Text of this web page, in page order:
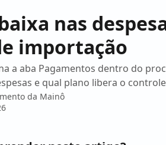
nas
importação
a aba Pagamentos dentro do
e qual plano libera o
da Mainô